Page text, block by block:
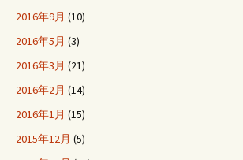
2016年9月 (10)
2016年5月 (3)
2016年3月 (21)
2016年2月 (14)
2016年1月 (15)
2015年12月 (5)